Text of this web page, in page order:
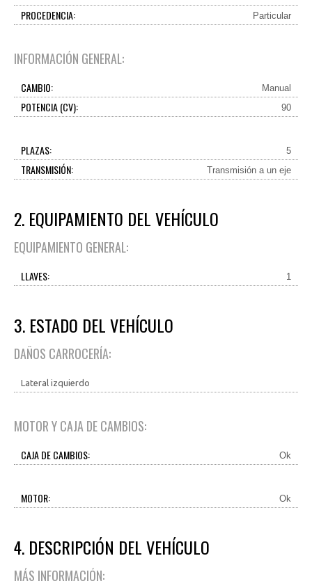
PROCEDENCIA: Particular
INFORMACIÓN GENERAL:
CAMBIO: Manual
POTENCIA (CV): 90
PLAZAS: 5
TRANSMISIÓN: Transmisión a un eje
2. EQUIPAMIENTO DEL VEHÍCULO
EQUIPAMIENTO GENERAL:
LLAVES: 1
3. ESTADO DEL VEHÍCULO
DAÑOS CARROCERÍA:
Lateral izquierdo
MOTOR Y CAJA DE CAMBIOS:
CAJA DE CAMBIOS: Ok
MOTOR: Ok
4. DESCRIPCIÓN DEL VEHÍCULO
MÁS INFORMACIÓN: